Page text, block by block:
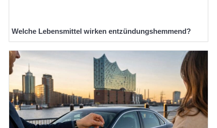
Welche Lebensmittel wirken entzündungshemmend?